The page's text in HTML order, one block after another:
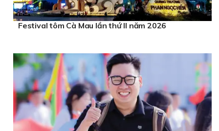
Festival tôm Cà Mau lần thứ II năm 2026